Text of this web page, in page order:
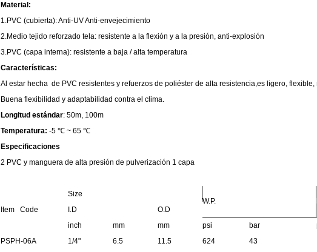
Material:
1.PVC (cubierta): Anti-UV Anti-envejecimiento
2.Medio tejido reforzado tela: resistente a la flexión y a la presión, anti-explosión
3.PVC (capa interna): resistente a baja / alta temperatura
Características:
Al estar hecha de PVC resistentes y refuerzos de poliéster de alta resistencia,es ligero,
Buena flexibilidad y adaptabilidad contra el clima.
Longitud estándar: 50m, 100m
Temperatura: -5 ℃ ~ 65 ℃
Especificaciones
2 PVC y manguera de alta presión de pulverización 1 capa
Item Code
Size
W.P.
I.D
O.D
inch
mm mm psi bar
PSPH-06A
1/4" 6.5 11.5 624 43